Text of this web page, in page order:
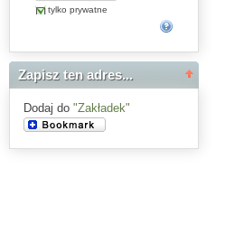
tylko prywatne
Zapisz ten adres...
Dodaj do "Zakładek"